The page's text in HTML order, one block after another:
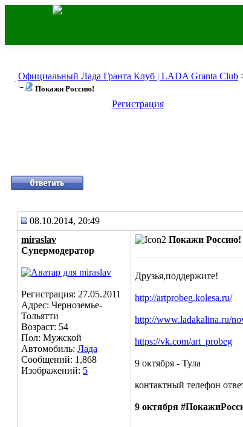
Официальный Лада Гранта Клуб | LADA Granta Club
Покажи Россию!
Регистрация
08.10.2014, 20:49
miraslav
Супермодератор
Регистрация: 27.05.2011
Адрес: Черноземье-
Тольятти
Возраст: 54
Пол: Мужской
Автомобиль: Лада
Сообщений: 1,868
Изображений: 5
Покажи Россию!
Друзья,поддержите!
http://artprobeg.kolesa.ru/
http://www.ladakalina.ru/
https://vk.com/art_probeg
9 октября - Тула
контактный телефон
9 октября